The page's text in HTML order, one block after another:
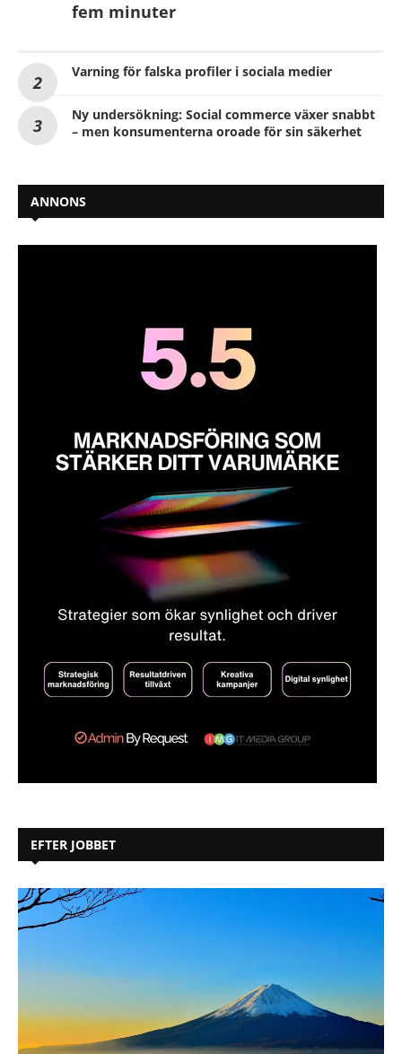
fem minuter
Varning för falska profiler i sociala medier
Ny undersökning: Social commerce växer snabbt
– men konsumenterna oroade för sin säkerhet
ANNONS
EFTER JOBBET